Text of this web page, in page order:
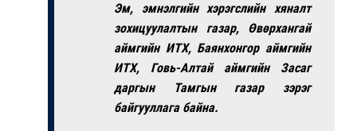
Эм, эмнэлгийн хэрэгслийн хяналт
зохицуулалтын газар, Өвөрхангай
аймгийн ИТХ, Баянхонгор аймгийн
ИТХ, Говь-Алтай аймгийн Засаг
даргын Тамгын газар зэрэг
байгууллага байна.